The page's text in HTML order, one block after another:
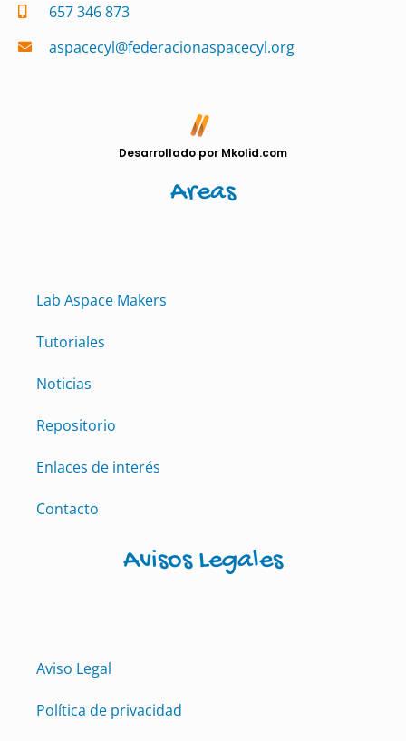
657 346 873
aspacecyl@federacionaspacecyl.org
Desarrollado por Mkolid.com
Areas
Lab Aspace Makers
Tutoriales
Noticias
Repositorio
Enlaces de interés
Contacto
Avisos Legales
Aviso Legal
Política de privacidad